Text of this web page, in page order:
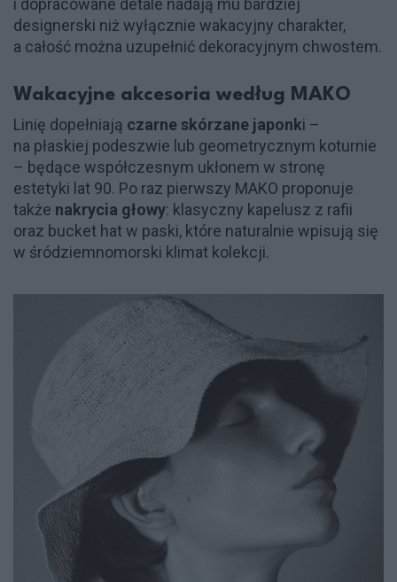
designerski niż wyłącznie wakacyjny charakter,
a całość można uzupełnić dekoracyjnym chwostem.
Wakacyjne akcesoria według MAKO
Linię dopełniają czarne skórzane japonki –
na płaskiej podeszwie lub geometrycznym koturnie
– będące współczesnym ukłonem w stronę
estetyki lat 90. Po raz pierwszy MAKO proponuje
także nakrycia głowy: klasyczny kapelusz z rafii
oraz bucket hat w paski, które naturalnie wpisują się
w śródziemnomorski klimat kolekcji.